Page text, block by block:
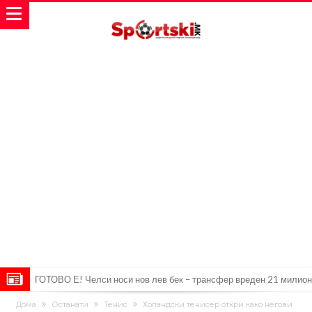
ГОТОВО Е! Челси носи нов лев бек – трансфер вреден 21 милион
евра
Рафаел Леао со нова понуда од Турција
Дома Останати Тенис
Холандски тенисер откри како негови